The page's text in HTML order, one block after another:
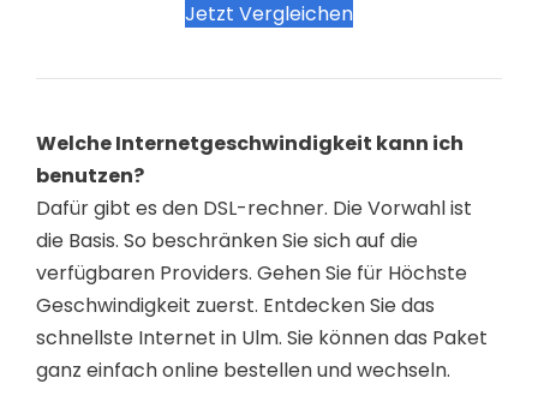
Jetzt Vergleichen
Welche Internetgeschwindigkeit kann ich
benutzen?
Dafür gibt es den DSL-rechner. Die Vorwahl ist
die Basis. So beschränken Sie sich auf die
verfügbaren Providers. Gehen Sie für Höchste
Geschwindigkeit zuerst. Entdecken Sie das
schnellste Internet in Ulm. Sie können das Paket
ganz einfach online bestellen und wechseln.